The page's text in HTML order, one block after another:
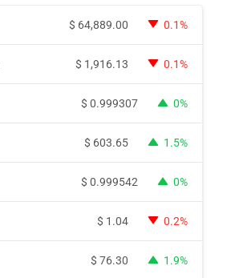
$ 64,889.00 0.1%
$ 1,916.13 0.1%
$ 0.999307 0%
$ 603.65 1.5%
$ 0.999542 0%
$ 1.04 0.2%
$ 76.30 1.9%